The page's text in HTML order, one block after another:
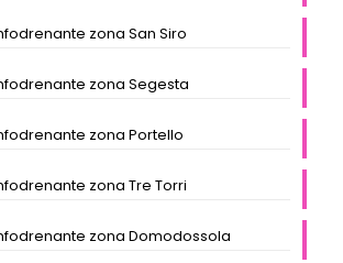
zona San Siro
zona Segesta
zona Portello
zona Tre Torri
zona Domodossola